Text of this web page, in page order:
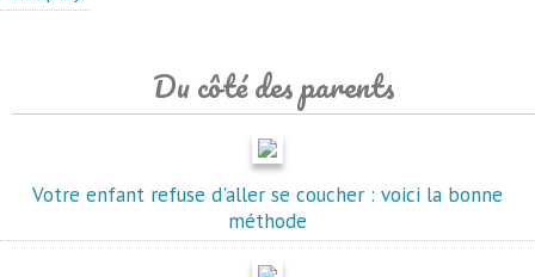
Du côté des parents
Votre enfant refuse d'aller se coucher : voici la bonne
méthode